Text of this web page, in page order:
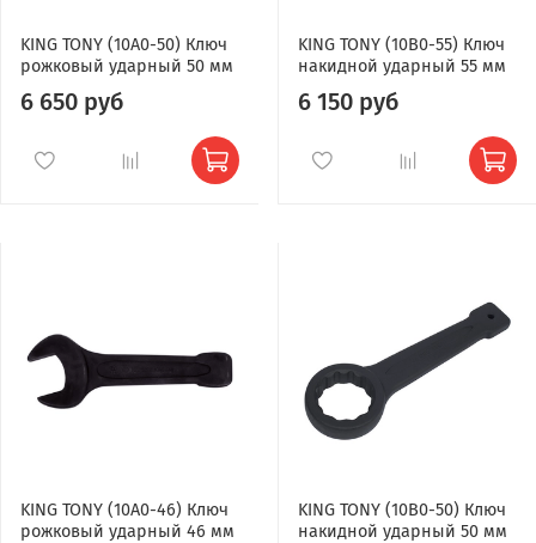
KING TONY (10A0-50) Ключ
рожковый ударный 50 мм
6 650 руб
KING TONY (10B0-55) Ключ
накидной ударный 55 мм
6 150 руб
KING TONY (10A0-46) Ключ
рожковый ударный 46 мм
KING TONY (10B0-50) Ключ
накидной ударный 50 мм